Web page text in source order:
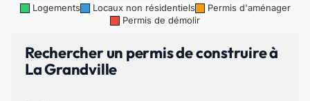
Logements
Locaux non résidentiels
Permis d'aménager
Permis de démolir
Rechercher un permis de construire à
La Grandville